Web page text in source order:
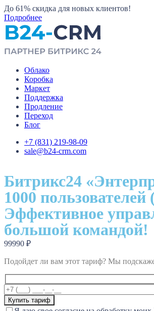
До 61% скидка для новых клиентов!
Подробнее
Облако
Коробка
Маркет
Поддержка
Продление
Переход
Блог
+7 (831) 219-98-09
sale@b24-crm.com
Битрикс24
1000 пользователей
Эффективное
большой командой!
99990 ₽
Подойдет ли вам этот тариф? Мы